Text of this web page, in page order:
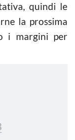
quindi le
la prossima
i margini per